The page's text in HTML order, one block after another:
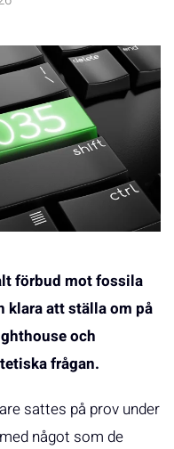
förbud mot fossila
klara att ställa om på
och
frågan.
sattes på prov under
något som de